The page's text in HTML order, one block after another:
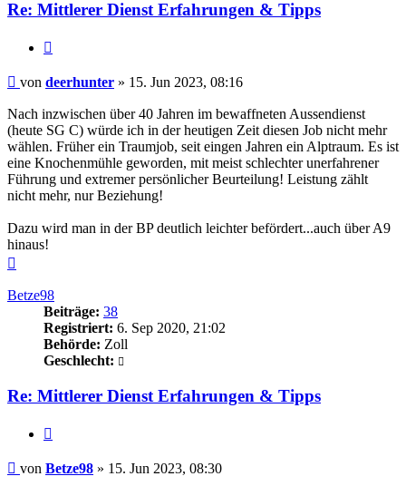
Re: Mittlerer Dienst Erfahrungen & Tipps
Beitrag
von deerhunter » 15. Jun 2023, 08:16
Nach inzwischen über 40 Jahren im bewaffneten Aussendienst
(heute SG C) würde ich in der heutigen Zeit diesen Job nicht mehr
wählen. Früher ein Traumjob, seit eingen Jahren ein Alptraum. Es ist
eine Knochenmühle geworden, mit meist schlechter unerfahrener
Führung und extremer persönlicher Beurteilung! Leistung zählt
nicht mehr, nur Beziehung!
Dazu wird man in der BP deutlich leichter befördert...auch über A9
hinaus!
Betze98
Beiträge: 38
Registriert: 6. Sep 2020, 21:02
Behörde: Zoll
Geschlecht:
Re: Mittlerer Dienst Erfahrungen & Tipps
Beitrag
von Betze98 » 15. Jun 2023, 08:30